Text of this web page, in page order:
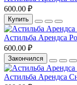
600.00 ₽
Купить
Астильба Арендса
600.00 ₽
Закончился
Астильба Арендса